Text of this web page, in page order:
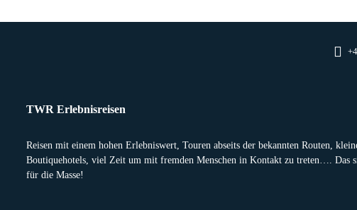
TWR Erlebnisreisen
Reisen mit einem hohen Erlebniswert, Touren abseits der bekannten Routen,
Boutiquehotels, viel Zeit um mit fremden Menschen in Kontakt zu treten…. Das
für die Masse!